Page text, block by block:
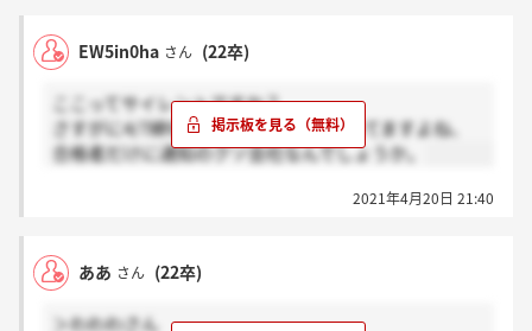
EW5in0ha さん (22卒)
ここってサイレントですか？
さすがに4/7締切のES通知ってもういってますよね、
合格者だけに通知のクソ会社なんでしょうか。
2021年4月20日 21:40
ああ さん (22卒)
＞わわわさん